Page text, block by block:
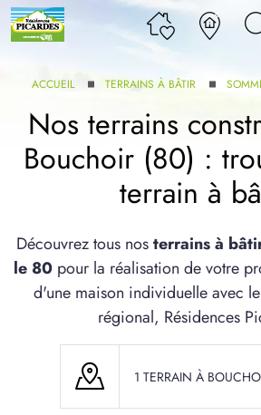
GAMME
SERVICE BDL EXTENSION
ACCUEIL TERRAINS À BÂTIR
Nos terrains
Bouchoir (80) :
terrain à
Découvrez tous nosterrains à
le 80 pour la réalisation de votre
d'une maison individuelle avec
régional, Résidences
1 TERRAIN À